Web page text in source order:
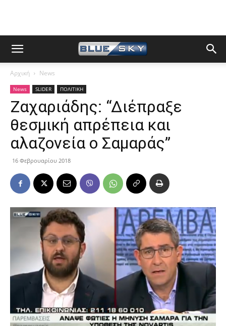
Αρχική News
News SLIDER ΠΟΛΙΤΙΚΗ
Ζαχαριάδης: “Διέπραξε
θεσμική απρέπεια και
αλαζονεία ο Σαμαράς”
16 Φεβρουαρίου 2018